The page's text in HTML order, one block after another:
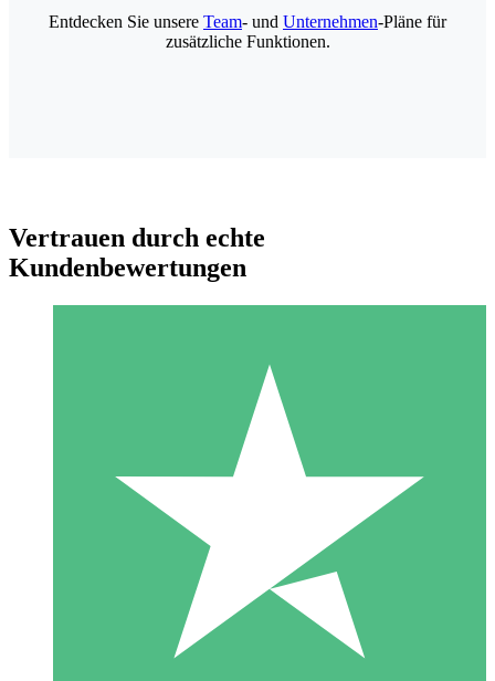
Individuelle Credit-Pakete
Zahlen Sie nach Bedarf mit Download-Credits. Keine
monatliche Verpflichtung erforderlich.
10 00
Entdecken Sie unsere Team- und Unternehmen-Pläne für
zusätzliche Funktionen.
Vertrauen durch echte
Kundenbewertungen